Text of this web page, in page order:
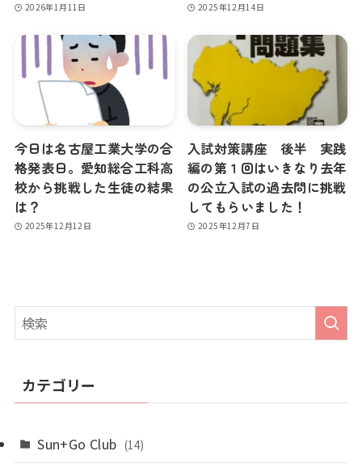
2026年1月11日 2025年12月14日
今日は名古屋工業大学の合
格発表日。愛知総合工科高
校から挑戦した生徒の結果
は？
2025年12月12日
入試対策講座 後半 実践
編の第１回はいきなり去年
の公立入試の過去問に挑戦
してもらいました！
2025年12月7日
カテゴリー
Sun+Go Club (14)